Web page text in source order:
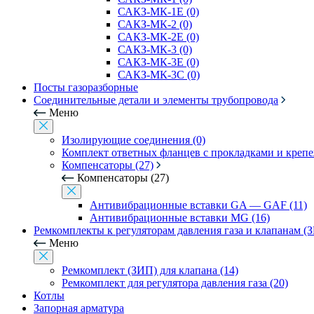
САКЗ-МК-1Е (0)
САКЗ-МК-2 (0)
САКЗ-МК-2Е (0)
САКЗ-МК-3 (0)
САКЗ-МК-3Е (0)
САКЗ-МК-3С (0)
Посты газоразборные
Соединительные детали и элементы трубопровода
Меню
Изолирующие соединения (0)
Комплект ответных фланцев с прокладками и
Компенсаторы (27)
Компенсаторы (27)
Антивибрационные вставки GA — GAF (11)
Антивибрационные вставки MG (16)
Ремкомплекты к регуляторам давления газа и клапанам
Меню
Ремкомплект (ЗИП) для клапана (14)
Ремкомплект для регулятора давления газа (20)
Котлы
Запорная арматура